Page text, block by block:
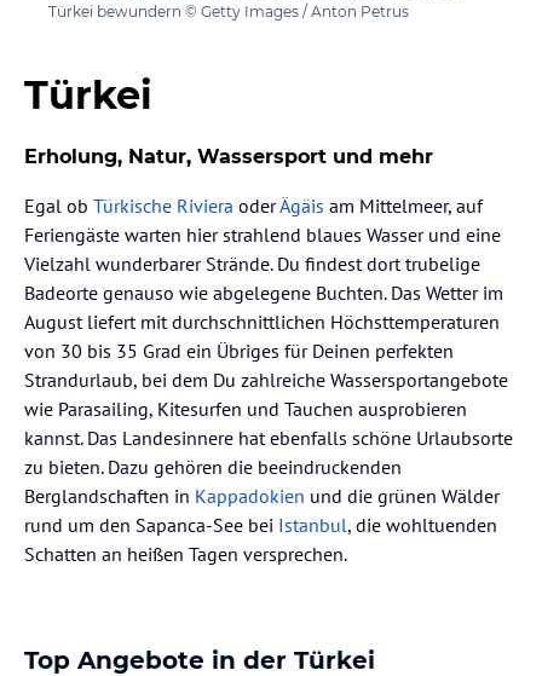
Türkei bewundern © Getty Images / Anton Petrus
Türkei
Erholung, Natur, Wassersport und mehr
Egal ob Türkische Riviera oderÄgäis am Mittelmeer, auf
Feriengäste warten hier strahlend blaues Wasser und eine
Vielzahl wunderbarer Strände. Du findest dort trubelige
Badeorte genauso wie abgelegene Buchten. Das Wetter im
August liefert mit durchschnittlichen Höchsttemperaturen
von 30 bis 35 Grad ein Übriges für Deinen perfekten
Strandurlaub, bei dem Du zahlreiche Wassersportangebote
wie Parasailing, Kitesurfen und Tauchen ausprobieren
kannst. Das Landesinnere hat ebenfalls schöne Urlaubsorte
zu bieten. Dazu gehören die beeindruckenden
Berglandschaften in Kappadokien und die grünen Wälder
rund um den Sapanca-See bei Istanbul, die wohltuenden
Schatten an heißen Tagen versprechen.
Top Angebote in der Türkei